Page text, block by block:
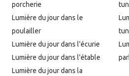
porcherie
Lumière du jour dans le
poulailler
Lumière du jour dans l'écurie
Lumière du jour dans l'étable
Lumière du jour dans la